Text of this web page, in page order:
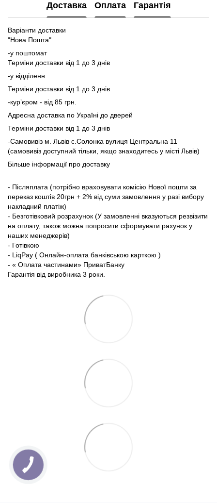
Доставка Оплата Гарантія
Варіанти доставки
"Нова Пошта"
-у поштомат
Терміни доставки від 1 до 3 днів
-у відділенн
Терміни доставки від 1 до 3 днів
-курʼєром - від 85 грн.
Адресна доставка по Україні до дверей
Терміни доставки від 1 до 3 днів
-Самовивіз м. Львів с.Солонка вулиця Центральна 11
(самовивіз доступний тільки, якщо знаходитесь у місті Львів)
Більше інформації про доставку
- Післяплата (потрібно враховувати комісію Нової пошти за
переказ коштів 20грн + 2% від суми замовлення у разі вибору
накладний платіж)
- Безготівковий розрахунок (У замовленні вказуються резвізити
на оплату, також можна попросити сформувати рахунок у
наших менеджерів)
- Готівкою
- LiqPay ( Онлайн-оплата банківською карткою )
- « Оплата частинами» ПриватБанку
Гарантія від виробника 3 роки.